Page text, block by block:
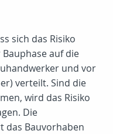
sich das Risiko
auf die
und vor
verteilt. Sind die
wird das Risiko
Die
das Bauvorhaben